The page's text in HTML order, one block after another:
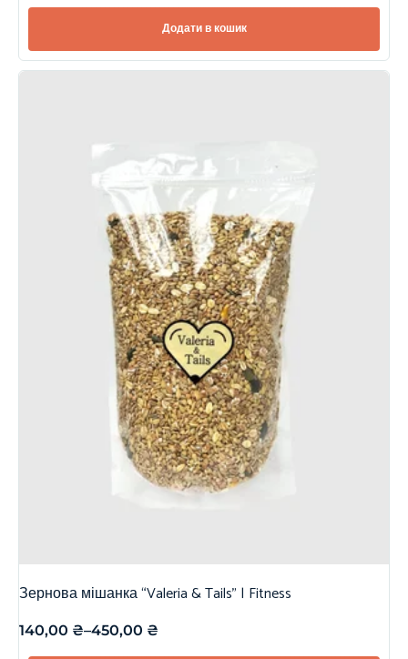
Додати в кошик
Зернова мішанка “Valeria & Tails” | Fitness
140,00 ₴–450,00 ₴